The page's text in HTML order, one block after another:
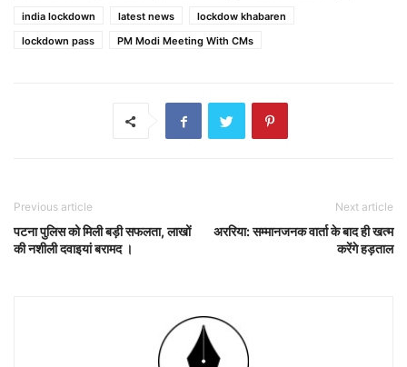
india lockdown
latest news
lockdow khabaren
lockdown pass
PM Modi Meeting With CMs
Previous article
पटना पुलिस को मिली बड़ी सफलता, लाखों
की नशीली दवाइयां बरामद ।
Next article
अररिया: सम्मानजनक वार्ता के बाद ही खत्म
करेंगे हड़ताल